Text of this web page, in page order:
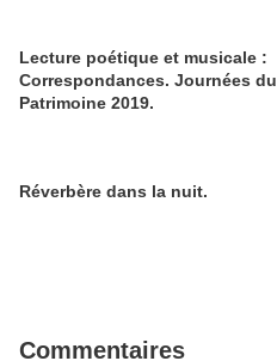
Lecture poétique et musicale :
Correspondances. Journées du
Patrimoine 2019.
Réverbère dans la nuit.
Commentaires